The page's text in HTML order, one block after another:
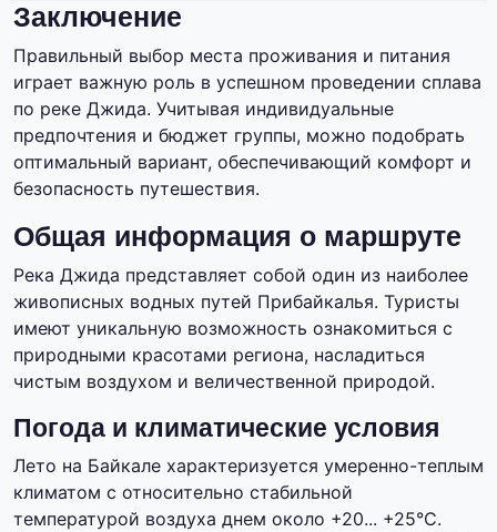
Заключение
Правильный выбор места проживания и питания
играет важную роль в успешном проведении сплава
по реке Джида. Учитывая индивидуальные
предпочтения и бюджет группы, можно подобрать
оптимальный вариант, обеспечивающий комфорт и
безопасность путешествия.
Общая информация о маршруте
Река Джида представляет собой один из наиболее
живописных водных путей Прибайкалья. Туристы
имеют уникальную возможность ознакомиться с
природными красотами региона, насладиться
чистым воздухом и величественной природой.
Погода и климатические условия
Лето на Байкале характеризуется умеренно-теплым
климатом с относительно стабильной
температурой воздуха днем около +20... +25°C.